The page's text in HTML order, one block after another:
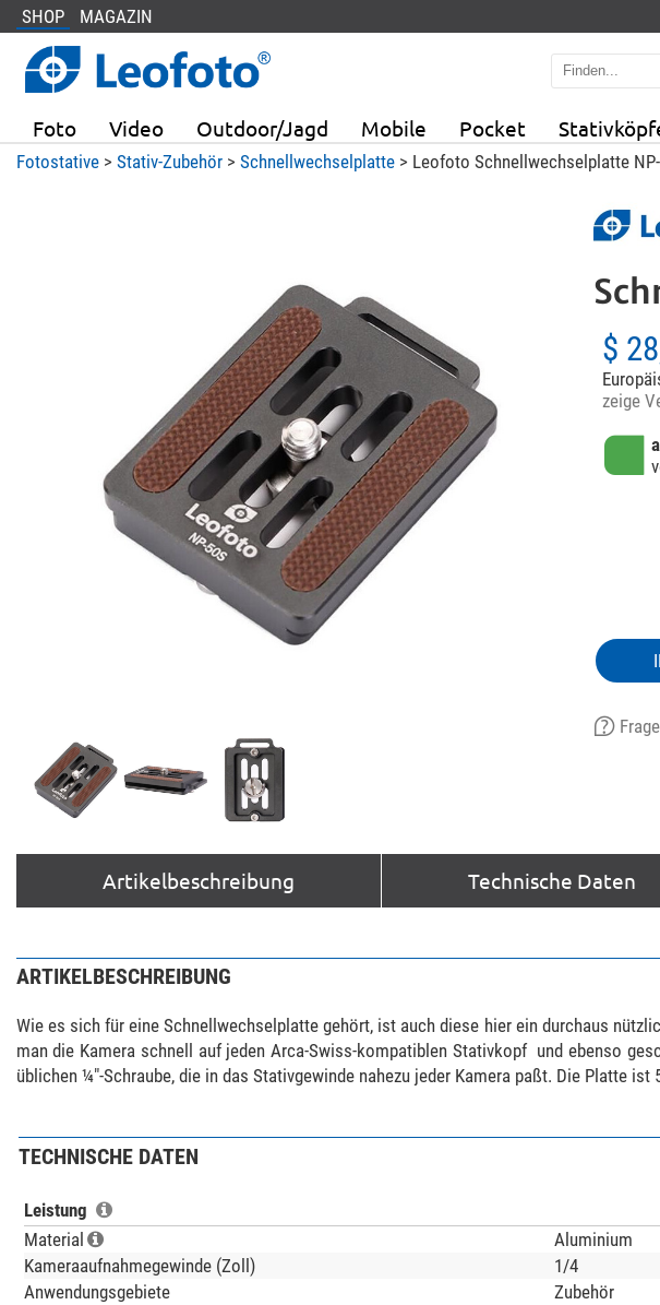
SHOP MAGAZIN
Foto Video Outdoor/Jagd Mobile Pocket
Fotostative> Stativ-Zubehör> Schnellwechselplatte> Leofoto Schnellwechselplatte
$
zeige
Artikelbeschreibung Technische Daten
ARTIKELBESCHREIBUNG
Wie es sich für eine Schnellwechselplatte gehört, ist auch diese hier ein durchaus
man die Kamera schnell auf jeden Arca-Swiss-kompatiblen Stativkopf  und ebenso
üblichen ¼"-Schraube, die in das Stativgewinde nahezu jeder Kamera paßt. Die Platte
TECHNISCHE DATEN
Leistung
Material
Aluminium
Kameraaufnahmegewinde (Zoll)
1/4
Anwendungsgebiete
Zubehör